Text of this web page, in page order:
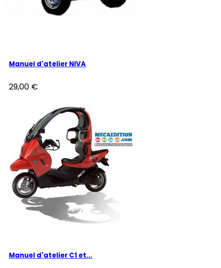
Manuel d'atelier NIVA
29,00 €
Manuel d'atelier C1 et...